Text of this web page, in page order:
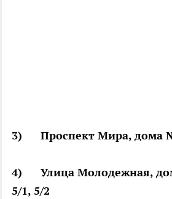
3) Проспект Мира, дома №
4) Улица Молодежная,
5/1, 5/2